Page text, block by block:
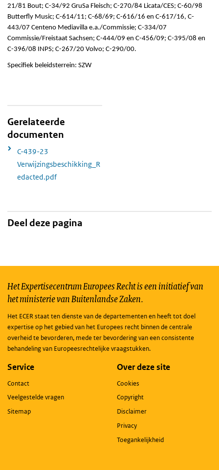
21/81 Bout; C-34/92 GruSa Fleisch; C-270/84 Licata/CES; C-60/98
Butterfly Music; C-614/11; C-68/69; C-616/16 en C-617/16, C-
443/07 Centeno Mediavilla e.a./Commissie; C-334/07
Commissie/Freistaat Sachsen; C-444/09 en C-456/09; C-395/08 en
C-396/08 INPS; C-267/20 Volvo; C-290/00.
Specifiek beleidsterrein: SZW
Gerelateerde
documenten
C-439-23
Verwijzingsbeschikking_R
edacted.pdf
Deel deze pagina
Het Expertisecentrum Europees Recht is een initiatief van
het ministerie van Buitenlandse Zaken.
Het ECER staat ten dienste van de departementen en heeft tot doel
expertise op het gebied van het Europees recht binnen de centrale
overheid te bevorderen, mede ter bevordering van een consistente
behandeling van Europeesrechtelijke vraagstukken.
Service
Contact
Veelgestelde vragen
Sitemap
Over deze site
Cookies
Copyright
Disclaimer
Privacy
Toegankelijkheid